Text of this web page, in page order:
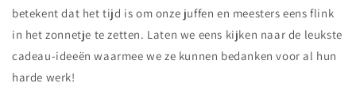
betekent dat het tijd is om onze juffen en meesters eens flink
in het zonnetje te zetten. Laten we eens kijken naar de leukste
cadeau-ideeën waarmee we ze kunnen bedanken voor al hun
harde werk!